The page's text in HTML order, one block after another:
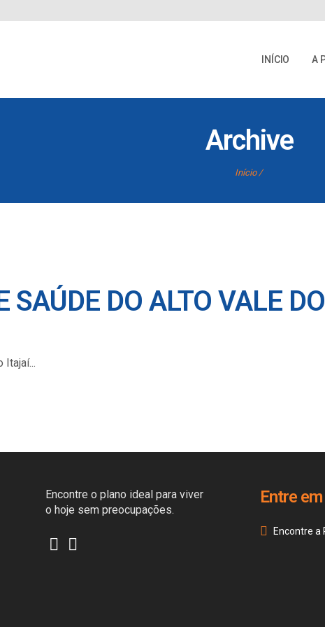
INÍCIO A
Archive
Início
SAÚDE DO ALTO VALE
Itajaí
Encontre o plano ideal para viver
o hoje sem preocupações.
Entre
Encontre a